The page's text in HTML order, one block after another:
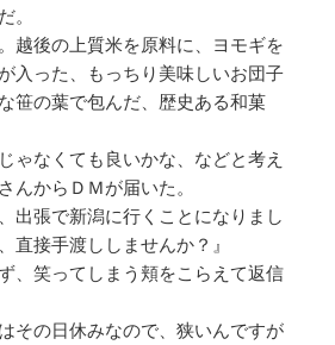
。
越後の上質米を原料に、ヨモギを
入った、もっちり美味しいお団子
笹の葉で包んだ、歴史ある和菓
ゃなくても良いかな、などと考え
んからＤＭが届いた。
出張で新潟に行くことになりまし
直接手渡ししませんか？』
、笑ってしまう頬をこらえて返信
その日休みなので、狭いんですが